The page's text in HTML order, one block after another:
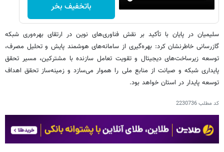
باتخفیف بخر
سلیمیان در پایان با تأکید بر نقش فناوری‌های نوین در ارتقای بهره‌وری شبکه
گازرسانی خاطرنشان کرد: بهره‌گیری از سامانه‌های هوشمند پایش و تحلیل مصرف،
توسعه زیرساخت‌های دیجیتال و تقویت تعامل سازنده با مشترکین، مسیر تحقق
پایداری شبکه و صیانت از منابع ملی را هموار می‌سازد و زمینه‌ساز تحقق اهداف
توسعه پایدار در استان خواهد بود.
کد مطلب2230736